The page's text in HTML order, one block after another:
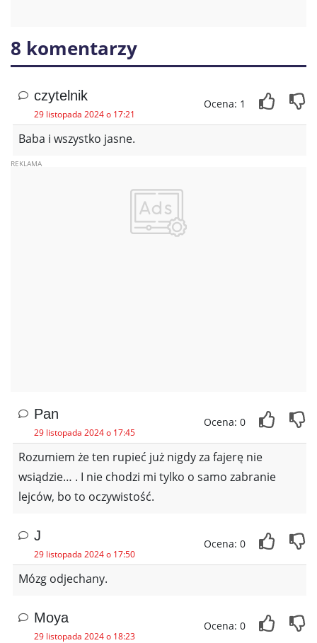
8 komentarzy
czytelnik
29 listopada 2024 o 17:21
Ocena: 1
Baba i wszystko jasne.
Pan
29 listopada 2024 o 17:45
Ocena: 0
Rozumiem że ten rupieć już nigdy za fajerę nie
wsiądzie… . I nie chodzi mi tylko o samo zabranie
lejców, bo to oczywistość.
J
29 listopada 2024 o 17:50
Ocena: 0
Mózg odjechany.
Moya
29 listopada 2024 o 18:23
Ocena: 0